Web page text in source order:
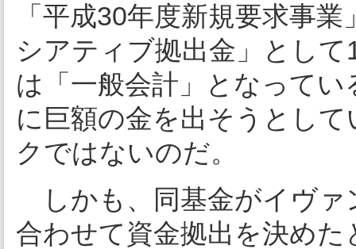
「平成30年度新規要求事
シアティブ拠出金」とし
は「一般会計」となって
に巨額の金を出そうとし
クではないのだ。
しかも、同基金がイヴァ
合わせて資金拠出を決め